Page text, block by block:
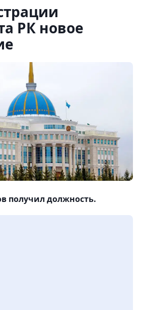
РК новое
получил должность.